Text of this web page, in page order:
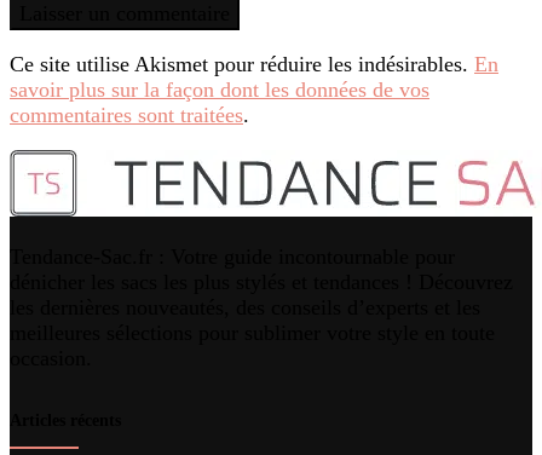
Ce site utilise Akismet pour réduire les indésirables. En
savoir plus sur la façon dont les données de vos
commentaires sont traitées.